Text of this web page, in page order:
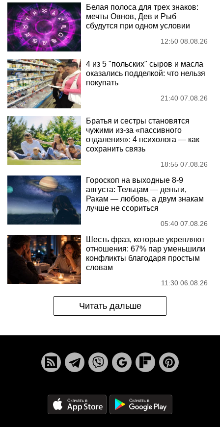
Белая полоса для трех знаков:
мечты Овнов, Дев и Рыб
сбудутся при одном условии
12:50 08.08.26
4 из 5 "польских" сыров и масла
оказались подделкой: что нельзя
покупать
21:40 07.08.26
Братья и сестры становятся
чужими из-за «пассивного
отдаления»: 4 психолога — как
сохранить связь
18:55 07.08.26
Гороскоп на выходные 8-9
августа: Тельцам — деньги,
Ракам — любовь, а двум знакам
лучше не ссориться
05:40 07.08.26
Шесть фраз, которые укрепляют
отношения: 67% пар уменьшили
конфликты благодаря простым
словам
11:30 06.08.26
Читать дальше